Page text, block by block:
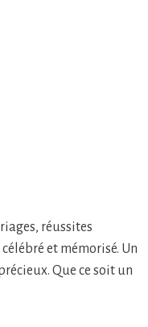
réussites
et mémorisé. Un
Que ce soit un